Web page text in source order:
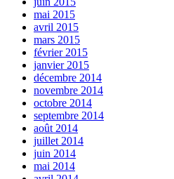
mai 2015
avril 2015
mars 2015
février 2015
janvier 2015
décembre 2014
novembre 2014
octobre 2014
septembre 2014
août 2014
juillet 2014
juin 2014
mai 2014